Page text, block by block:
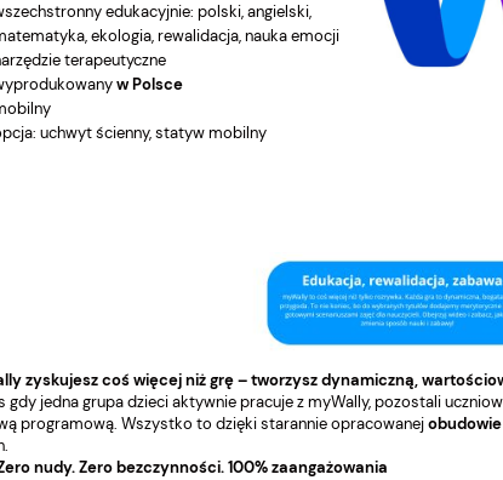
edukacyjnie: polski, angielski,
ekologia, rewalidacja, nauka emocji
terapeutyczne
w Polsce
uchwyt ścienny, statyw mobilny
zyskujesz coś więcej niż grę – tworzysz dynamiczną,
gdy jedna grupa dzieci aktywnie pracuje z myWally, pozostali
programową. Wszystko to dzięki starannie opracowanej
nudy. Zero bezczynności. 100% zaangażowania